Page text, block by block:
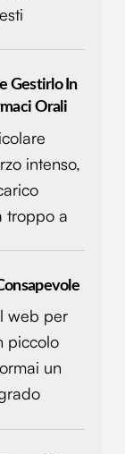
Gestirlo In
Orali
intenso,
troppo a
web per
piccolo
un